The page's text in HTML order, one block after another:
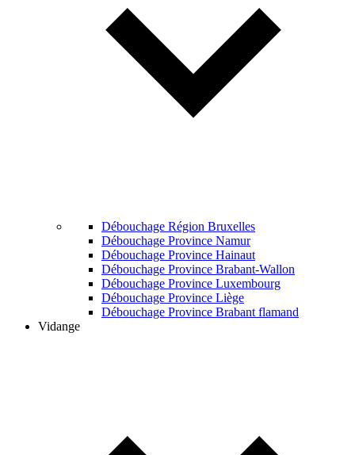
Débouchage Région Bruxelles
Débouchage Province Namur
Débouchage Province Hainaut
Débouchage Province Brabant-Wallon
Débouchage Province Luxembourg
Débouchage Province Liège
Débouchage Province Brabant flamand
Vidange